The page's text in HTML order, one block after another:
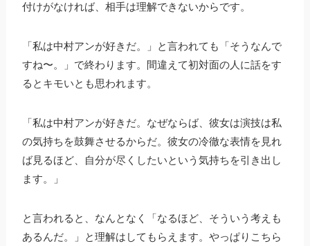
付けがなければ、相手は理解できないからです。
「私は中村アンが好きだ。」と言われても「そうなんで
すね〜。」で終わります。間違えて初対面の人に話をす
るとキモいとも思われます。
「私は中村アンが好きだ。なぜならば、彼女は演技は私
の気持ちを鼓舞させるからだ。彼女の冷徹な表情を見れ
ば見るほど、自分が尽くしたいという気持ちを引き出し
ます。」
と言われると、なんとなく「なるほど、そういう考えも
あるんだ。」と理解はしてもらえます。やっぱりこちら